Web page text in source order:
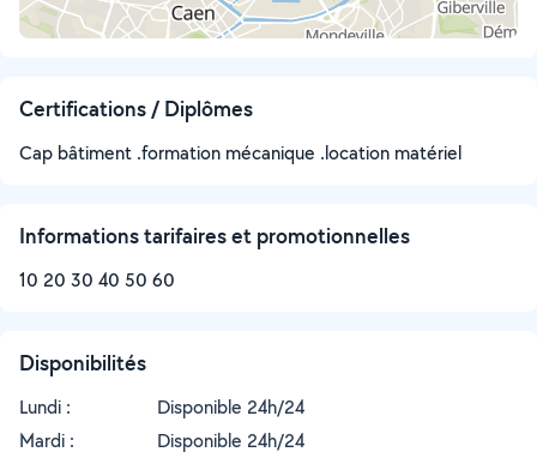
Certifications / Diplômes
Cap bâtiment .formation mécanique .location matériel
Informations tarifaires et promotionnelles
10 20 30 40 50 60
Disponibilités
Lundi :
Disponible 24h/24
Mardi :
Disponible 24h/24